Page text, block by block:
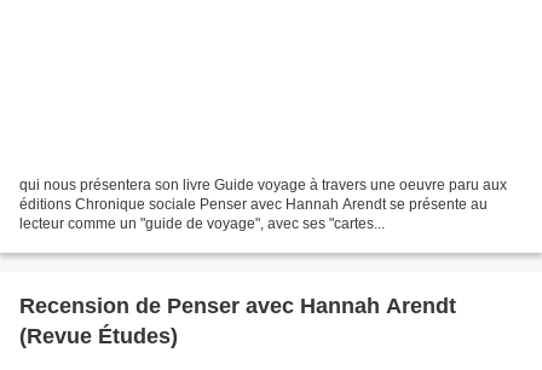
qui nous présentera son livre Guide voyage à travers une oeuvre paru aux
éditions Chronique sociale Penser avec Hannah Arendt se présente au
lecteur comme un "guide de voyage", avec ses "cartes...
Recension de Penser avec Hannah Arendt
(Revue Études)